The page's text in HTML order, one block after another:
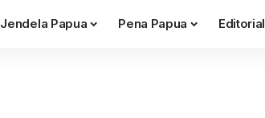
Jendela Papua Pena Papua Editorial